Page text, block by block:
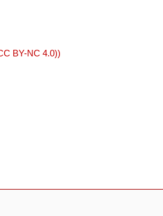
BY-NC 4.0))